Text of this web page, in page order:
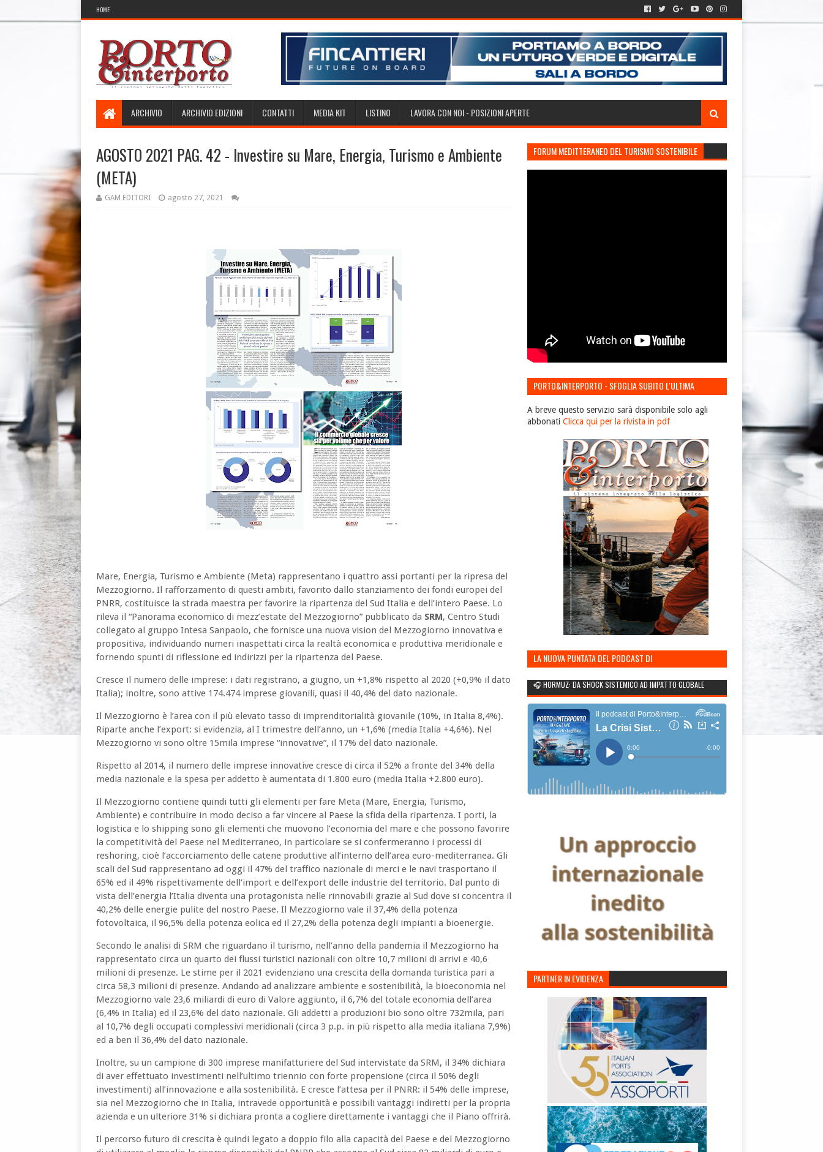
HOME
ARCHIVIO ARCHIVIO EDIZIONI CONTATTI MEDIA KIT LISTINO LAVORA CON NOI - POSIZIONI APERTE
AGOSTO 2021 PAG. 42 - Investire su Mare, Energia, Turismo e Ambiente
(META)
GAM EDITORI agosto 27, 2021
Mare, Energia, Turismo e Ambiente (Meta) rappresentano i quattro assi portanti per la ripresa del
Mezzogiorno. Il rafforzamento di questi ambiti, favorito dallo stanziamento dei fondi europei del
PNRR, costituisce la strada maestra per favorire la ripartenza del Sud Italia e dell’intero Paese. Lo
rileva il “Panorama economico di mezz’estate del Mezzogiorno” pubblicato da SRM, Centro Studi
collegato al gruppo Intesa Sanpaolo, che fornisce una nuova vision del Mezzogiorno innovativa e
propositiva, individuando numeri inaspettati circa la realtà economica e produttiva meridionale e
fornendo spunti di riflessione ed indirizzi per la ripartenza del Paese.
Cresce il numero delle imprese: i dati registrano, a giugno, un +1,8% rispetto al 2020 (+0,9% il dato
Italia); inoltre, sono attive 174.474 imprese giovanili, quasi il 40,4% del dato nazionale.
Il Mezzogiorno è l’area con il più elevato tasso di imprenditorialità giovanile (10%, in Italia 8,4%).
Riparte anche l’export: si evidenzia, al I trimestre dell’anno, un +1,6% (media Italia +4,6%). Nel
Mezzogiorno vi sono oltre 15mila imprese “innovative”, il 17% del dato nazionale.
Rispetto al 2014, il numero delle imprese innovative cresce di circa il 52% a fronte del 34% della
media nazionale e la spesa per addetto è aumentata di 1.800 euro (media Italia +2.800 euro).
Il Mezzogiorno contiene quindi tutti gli elementi per fare Meta (Mare, Energia, Turismo,
Ambiente) e contribuire in modo deciso a far vincere al Paese la sfida della ripartenza. I porti, la
logistica e lo shipping sono gli elementi che muovono l’economia del mare e che possono favorire
la competitività del Paese nel Mediterraneo, in particolare se si confermeranno i processi di
reshoring, cioè l’accorciamento delle catene produttive all’interno dell’area euro-mediterranea. Gli
scali del Sud rappresentano ad oggi il 47% del traffico nazionale di merci e le navi trasportano il
65% ed il 49% rispettivamente dell’import e dell’export delle industrie del territorio. Dal punto di
vista dell’energia l’Italia diventa una protagonista nelle rinnovabili grazie al Sud dove si concentra il
40,2% delle energie pulite del nostro Paese. Il Mezzogiorno vale il 37,4% della potenza
fotovoltaica, il 96,5% della potenza eolica ed il 27,2% della potenza degli impianti a bioenergie.
Secondo le analisi di SRM che riguardano il turismo, nell’anno della pandemia il Mezzogiorno ha
rappresentato circa un quarto dei flussi turistici nazionali con oltre 10,7 milioni di arrivi e 40,6
milioni di presenze. Le stime per il 2021 evidenziano una crescita della domanda turistica pari a
circa 58,3 milioni di presenze. Andando ad analizzare ambiente e sostenibilità, la bioeconomia nel
Mezzogiorno vale 23,6 miliardi di euro di Valore aggiunto, il 6,7% del totale economia dell’area
(6,4% in Italia) ed il 23,6% del dato nazionale. Gli addetti a produzioni bio sono oltre 732mila, pari
al 10,7% degli occupati complessivi meridionali (circa 3 p.p. in più rispetto alla media italiana 7,9%)
ed a ben il 36,4% del dato nazionale.
Inoltre, su un campione di 300 imprese manifatturiere del Sud intervistate da SRM, il 34% dichiara
di aver effettuato investimenti nell’ultimo triennio con forte propensione (circa il 50% degli
investimenti) all’innovazione e alla sostenibilità. E cresce l’attesa per il PNRR: il 54% delle imprese,
sia nel Mezzogiorno che in Italia, intravede opportunità e possibili vantaggi indiretti per la propria
azienda e un ulteriore 31% si dichiara pronta a cogliere direttamente i vantaggi che il Piano offrirà.
Il percorso futuro di crescita è quindi legato a doppio filo alla capacità del Paese e del Mezzogiorno
FORUM MEDITTERANEO DEL TURISMO SOSTENIBILE
PORTO&INTERPORTO - SFOGLIA SUBITO L'ULTIMA
A breve questo servizio sarà disponibile solo agli
abbonati Clicca qui per la rivista in pdf
LA NUOVA PUNTATA DEL PODCAST DI
🎧 HORMUZ: DA SHOCK SISTEMICO AD IMPATTO GLOBALE
PARTNER IN EVIDENZA